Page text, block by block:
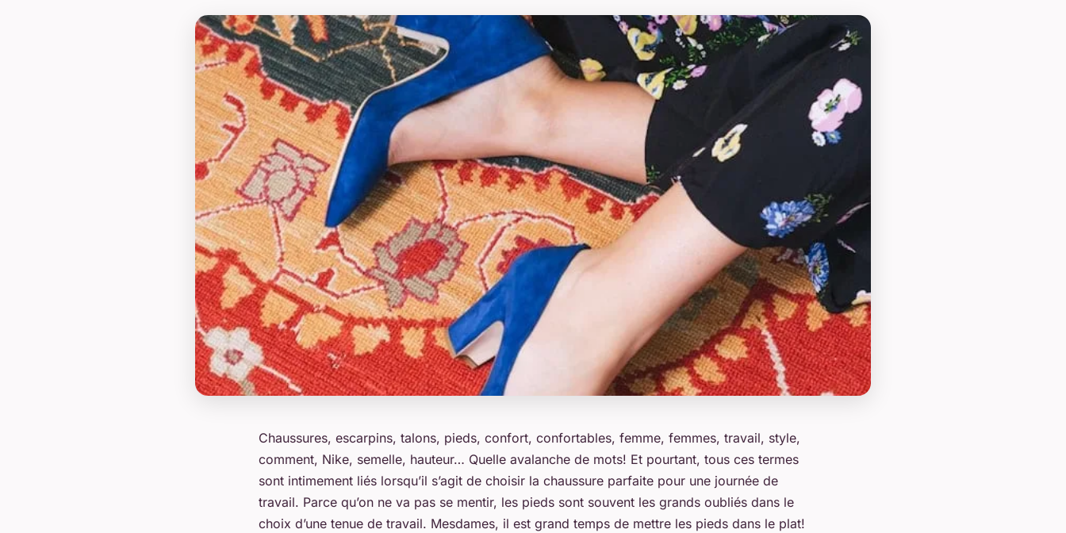
Chaussures, escarpins, talons, pieds, confort, confortables, femme, femmes, travail, style,
comment, Nike, semelle, hauteur… Quelle avalanche de mots! Et pourtant, tous ces termes
sont intimement liés lorsqu’il s’agit de choisir la chaussure parfaite pour une journée de
travail. Parce qu’on ne va pas se mentir, les pieds sont souvent les grands oubliés dans le
choix d’une tenue de travail. Mesdames, il est grand temps de mettre les pieds dans le plat!